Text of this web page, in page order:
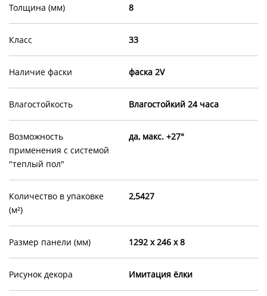
Толщина (мм) 8
Класс 33
Наличие фаски фаска 2V
Влагостойкость Влагостойкий 24 часа
Возможность
применения с системой
"теплый пол"
да, макс. +27°
Количество в упаковке
(м²)
2,5427
Размер панели (мм) 1292 х 246 х 8
Рисунок декора Имитация ёлки